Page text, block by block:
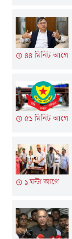
৪৪ মিনিট আগে
৫১ মিনিট আগে
১ ঘন্টা আগে